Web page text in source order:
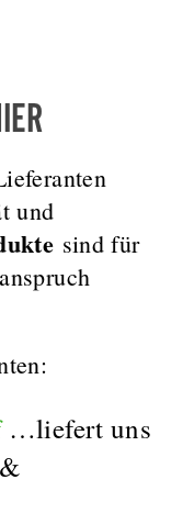
und
sind für
…liefert uns